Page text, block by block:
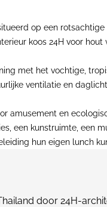
op een
koos 24H voor
met het vochtige,
ventilatie en
amusement en
een kunstruimte, een
hun eigen lunch
door 24H-